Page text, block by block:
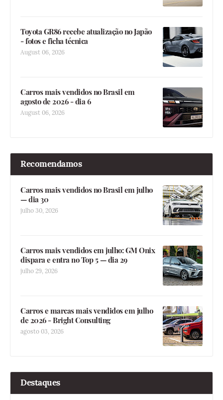
Toyota GR86 recebe atualização no Japão
- fotos e ficha técnica
August 06, 2026
Carros mais vendidos no Brasil em
agosto de 2026 - dia 6
August 06, 2026
Recomendamos
Carros mais vendidos no Brasil em julho
— dia 30
julho 30, 2026
Carros mais vendidos em julho: GM Onix
dispara e entra no Top 5 — dia 29
julho 29, 2026
Carros e marcas mais vendidos em julho
de 2026 - Bright Consulting
agosto 03, 2026
Destaques